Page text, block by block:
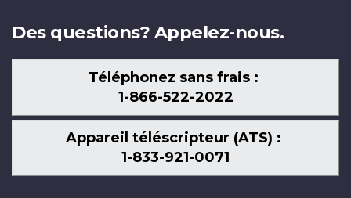
Des questions? Appelez-nous.
Téléphonez sans frais :
1-866-522-2022
Appareil téléscripteur (ATS) :
1-833-921-0071